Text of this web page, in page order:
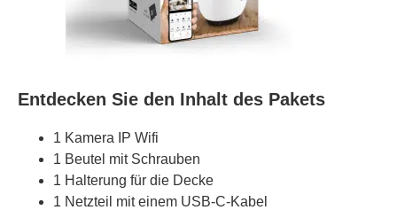
Entdecken Sie den Inhalt des Pakets
1 Kamera IP Wifi
1 Beutel mit Schrauben
1 Halterung für die Decke
1 Netzteil mit einem USB-C-Kabel